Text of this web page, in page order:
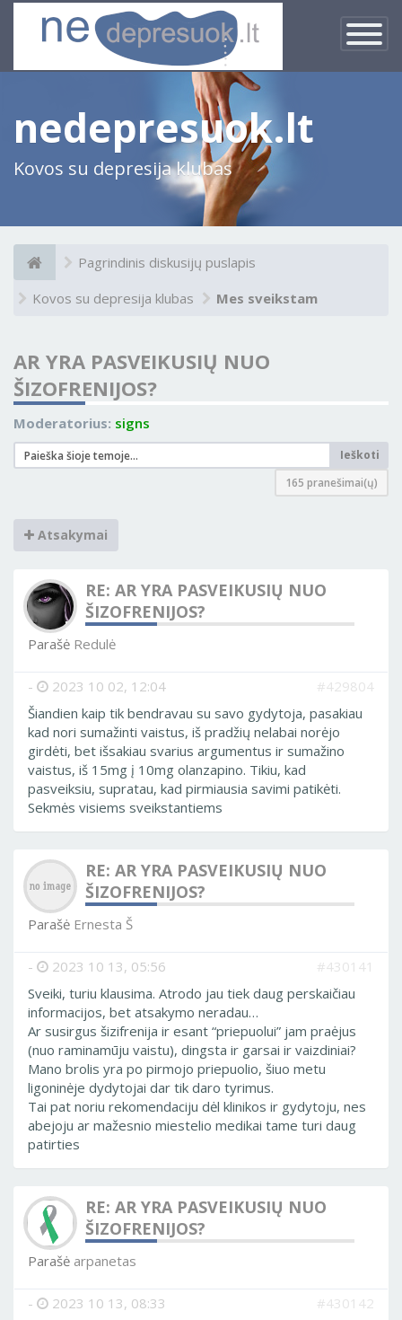
Įjungti
×
nedepresuok.lt
Kovos su depresija klubas
Pagrindinis diskusijų puslapis
Kovos su depresija klubas
Mes sveikstam
AR YRA PASVEIKUSIŲ NUO
ŠIZOFRENIJOS?
Moderatorius: signs
Ieškoti
165 pranešimai(ų)
Atsakymai
RE: AR YRA PASVEIKUSIŲ NUO
ŠIZOFRENIJOS?
Parašė Redulė
- 2023 10 02, 12:04
#429804
Šiandien kaip tik bendravau su savo gydytoja, pasakiau
kad nori sumažinti vaistus, iš pradžių nelabai norėjo
girdėti, bet išsakiau svarius argumentus ir sumažino
vaistus, iš 15mg į 10mg olanzapino. Tikiu, kad
pasveiksiu, supratau, kad pirmiausia savimi patikėti.
Sekmės visiems sveikstantiems
RE: AR YRA PASVEIKUSIŲ NUO
ŠIZOFRENIJOS?
Parašė Ernesta Š
- 2023 10 13, 05:56
#430141
Sveiki, turiu klausima. Atrodo jau tiek daug perskaičiau
informacijos, bet atsakymo neradau…
Ar susirgus šizifrenija ir esant “priepuolui” jam praėjus
(nuo raminamūju vaistu), dingsta ir garsai ir vaizdiniai?
Mano brolis yra po pirmojo priepuolio, šiuo metu
ligoninėje dydytojai dar tik daro tyrimus.
Tai pat noriu rekomendaciju dėl klinikos ir gydytoju, nes
abejoju ar mažesnio miestelio medikai tame turi daug
patirties
RE: AR YRA PASVEIKUSIŲ NUO
ŠIZOFRENIJOS?
Parašė arpanetas
- 2023 10 13, 08:33
#430142